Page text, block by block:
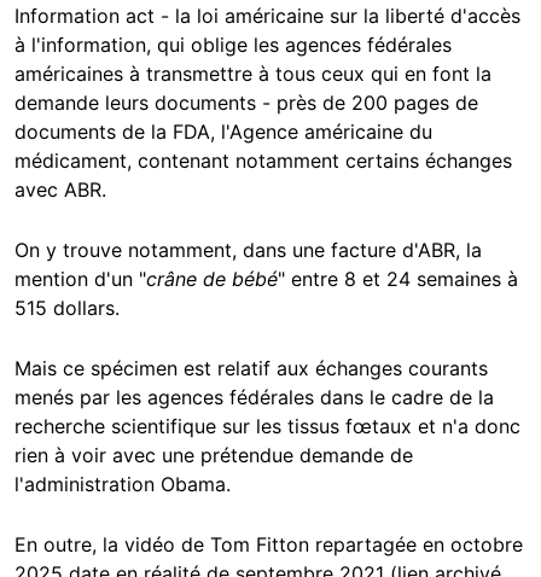
Information act - la loi américaine sur la liberté d'accès
à l'information, qui oblige les agences fédérales
américaines à transmettre à tous ceux qui en font la
demande leurs documents - près de 200 pages de
documents de la FDA, l'Agence américaine du
médicament, contenant notamment certains échanges
avec ABR.
On y trouve notamment, dans une facture d'ABR, la
mention d'un "crâne de bébé" entre 8 et 24 semaines à
515 dollars.
Mais ce spécimen est relatif aux échanges courants
menés par les agences fédérales dans le cadre de la
recherche scientifique sur les tissus fœtaux et n'a donc
rien à voir avec une prétendue demande de
l'administration Obama.
En outre, la vidéo de Tom Fitton repartagée en octobre